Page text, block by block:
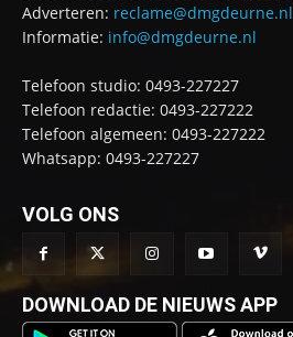
Adverteren: reclame@dmgdeurne.nl
Informatie: info@dmgdeurne.nl
Telefoon studio: 0493-227227
Telefoon redactie: 0493-227222
Telefoon algemeen: 0493-227222
Whatsapp: 0493-227227
VOLG ONS
DOWNLOAD DE NIEUWS APP